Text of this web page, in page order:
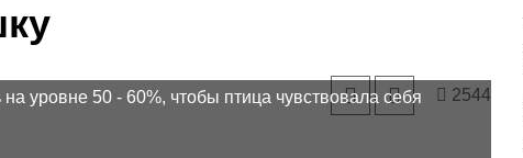
2544
уровне 50 - 60%, чтобы птица чувствовала себя